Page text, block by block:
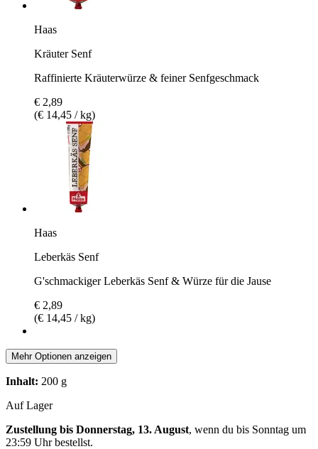
Haas
Kräuter Senf
Raffinierte Kräuterwürze & feiner Senfgeschmack
€ 2,89
(€ 14,45 / kg)
Haas
Leberkäs Senf
G'schmackiger Leberkäs Senf & Würze für die Jause
€ 2,89
(€ 14,45 / kg)
Mehr Optionen anzeigen
Inhalt: 200 g
Auf Lager
Zustellung bis Donnerstag, 13. August, wenn du bis Sonntag um
23:59 Uhrbestellst.